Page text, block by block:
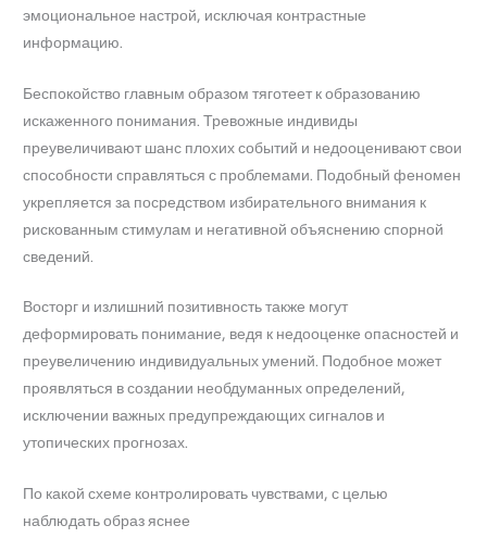
эмоциональное настрой, исключая контрастные
информацию.
Беспокойство главным образом тяготеет к образованию
искаженного понимания. Тревожные индивиды
преувеличивают шанс плохих событий и недооценивают свои
способности справляться с проблемами. Подобный феномен
укрепляется за посредством избирательного внимания к
рискованным стимулам и негативной объяснению спорной
сведений.
Восторг и излишний позитивность также могут
деформировать понимание, ведя к недооценке опасностей и
преувеличению индивидуальных умений. Подобное может
проявляться в создании необдуманных определений,
исключении важных предупреждающих сигналов и
утопических прогнозах.
По какой схеме контролировать чувствами, с целью
наблюдать образ яснее